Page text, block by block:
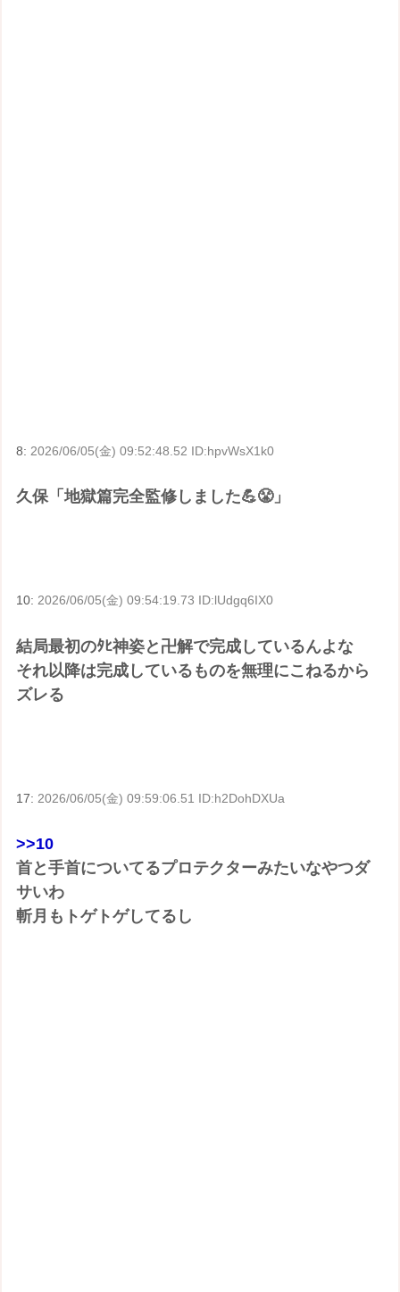
8: 2026/06/05(金) 09:52:48.52 ID:hpvWsX1k0
久保「地獄篇完全監修しました💪😤」
10:2026/06/05(金) 09:54:19.73 ID:lUdgq6IX0
結局最初のﾀﾋ神姿と卍解で完成しているんよな
それ以降は完成しているものを無理にこねるから
ズレる
17: 2026/06/05(金) 09:59:06.51 ID:h2DohDXUa
>>10
首と手首についてるプロテクターみたいなやつダ
サいわ
斬月もトゲトゲしてるし